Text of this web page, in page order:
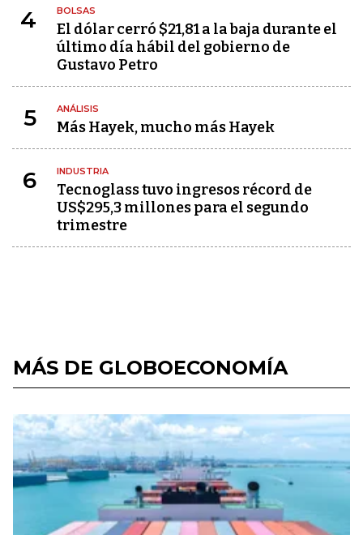
4 BOLSAS
El dólar cerró $21,81 a la baja durante el
último día hábil del gobierno de
Gustavo Petro
5 ANÁLISIS
Más Hayek, mucho más Hayek
6 INDUSTRIA
Tecnoglass tuvo ingresos récord de
US$295,3 millones para el segundo
trimestre
MÁS DE GLOBOECONOMÍA